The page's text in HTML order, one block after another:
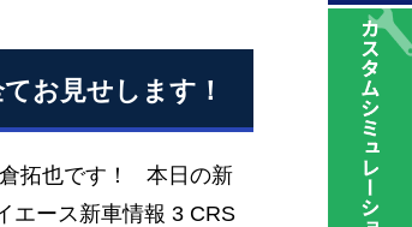
お見せします！
拓也です！ 本日の新
エース新車情報 3 CRS